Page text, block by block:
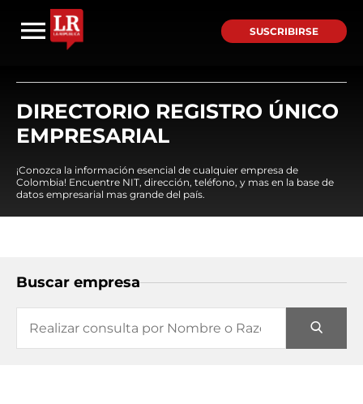
SUSCRIBIRSE
DIRECTORIO REGISTRO ÚNICO
EMPRESARIAL
¡Conozca la información esencial de cualquier empresa de
Colombia! Encuentre NIT, dirección, teléfono, y mas en la base de
datos empresarial mas grande del país.
Buscar empresa